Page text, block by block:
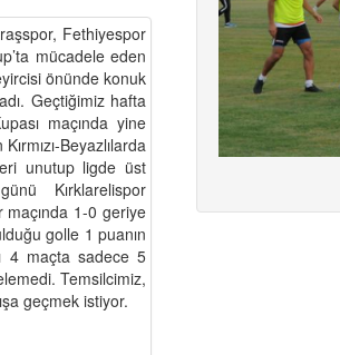
Fethiyespor
mücadele eden
önünde konuk
Geçtiğimiz hafta
maçında yine
Beyazlılarda
unutup ligde üst
Kırklarelispor
maçında 1-0 geriye
golle 1 puanın
4 maçta sadece 5
Temsilcimiz,
geçmek istiyor.